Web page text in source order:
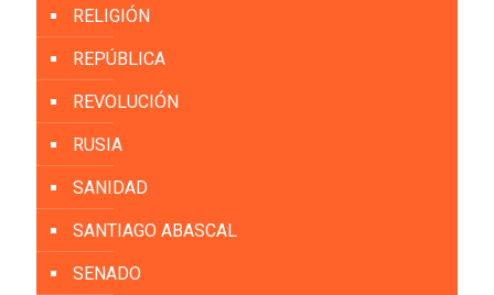
RELIGIÓN
REPÚBLICA
REVOLUCIÓN
RUSIA
SANIDAD
SANTIAGO ABASCAL
SENADO